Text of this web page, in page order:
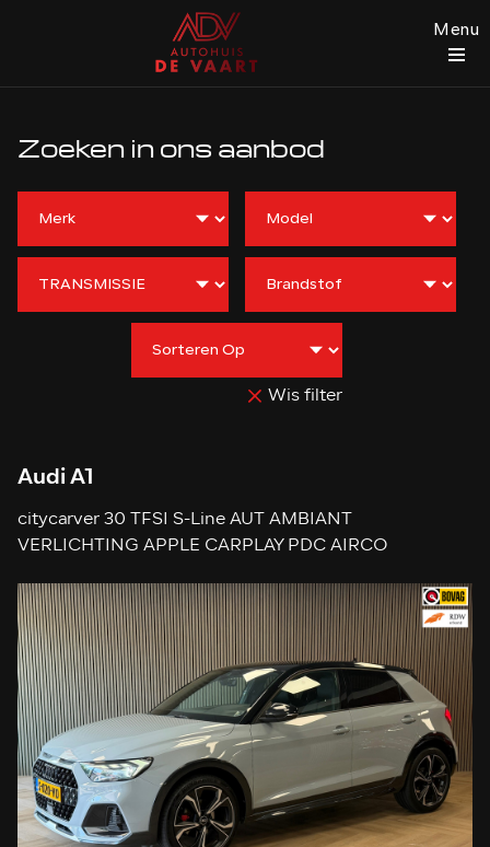
Menu
Zoeken in ons aanbod
Wis filter
Audi A1
citycarver 30 TFSI S-Line AUT AMBIANT
VERLICHTING APPLE CARPLAY PDC AIRCO
CRUISE